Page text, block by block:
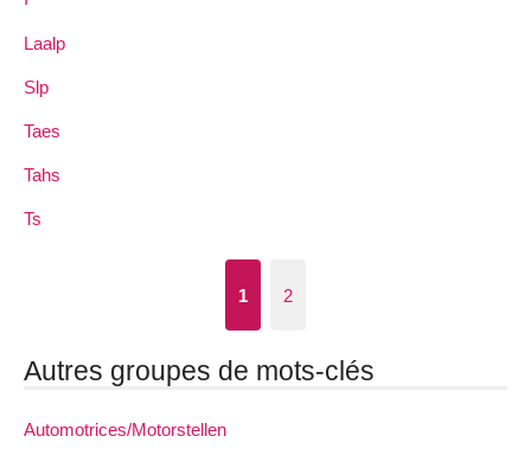
Laalp
Slp
Taes
Tahs
Ts
1 2
Autres groupes de mots-clés
Automotrices/Motorstellen